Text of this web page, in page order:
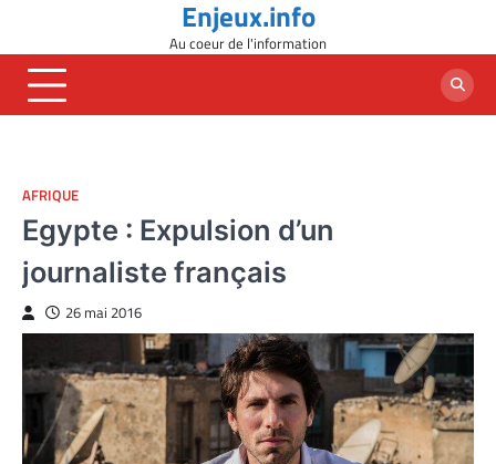
content
Enjeux.info
Au coeur de l'information
AFRIQUE
Egypte : Expulsion d’un
journaliste français
26 mai 2016